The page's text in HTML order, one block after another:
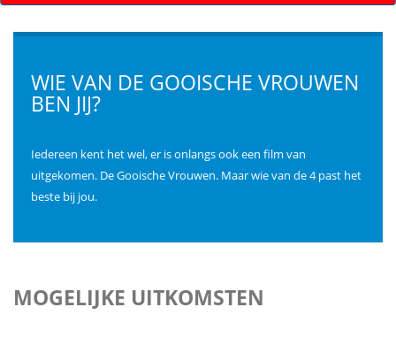
WIE VAN DE GOOISCHE VROUWEN
BEN JIJ?
Iedereen kent het wel, er is onlangs ook een film van
uitgekomen. De Gooische Vrouwen. Maar wie van de 4 past het
beste bij jou.
MOGELIJKE UITKOMSTEN